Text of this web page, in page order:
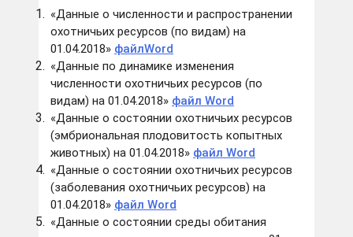
«Данные о численности и распространении
охотничьих ресурсов (по видам) на
01.04.2018» файлWord
«Данные по динамике изменения
численности охотничьих ресурсов (по
видам) на 01.04.2018» файл Word
«Данные о состоянии охотничьих ресурсов
(эмбриональная плодовитость копытных
животных) на 01.04.2018» файл Word
«Данные о состоянии охотничьих ресурсов
(заболевания охотничьих ресурсов) на
01.04.2018» файл Word
«Данные о состоянии среды обитания